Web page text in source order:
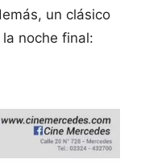
un clásico
noche final: